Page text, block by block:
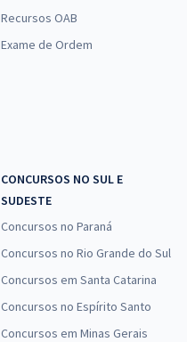
Recursos OAB
Exame de Ordem
CONCURSOS NO SUL E
SUDESTE
Concursos no Paraná
Concursos no Rio Grande do Sul
Concursos em Santa Catarina
Concursos no Espírito Santo
Concursos em Minas Gerais